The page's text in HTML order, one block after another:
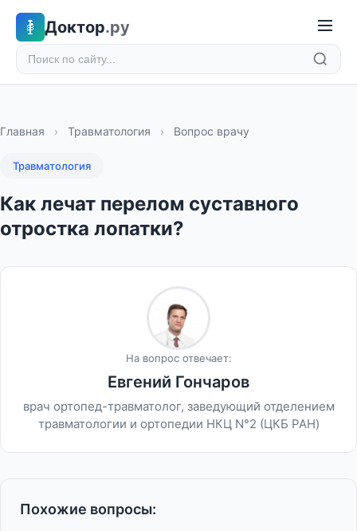
Доктор.ру
Главная › Травматология › Вопрос врачу
Травматология
Как лечат перелом суставного
отростка лопатки?
На вопрос отвечает:
Евгений Гончаров
врач ортопед-травматолог, заведующий отделением
травматологии и ортопедии НКЦ N°2 (ЦКБ РАН)
Похожие вопросы: